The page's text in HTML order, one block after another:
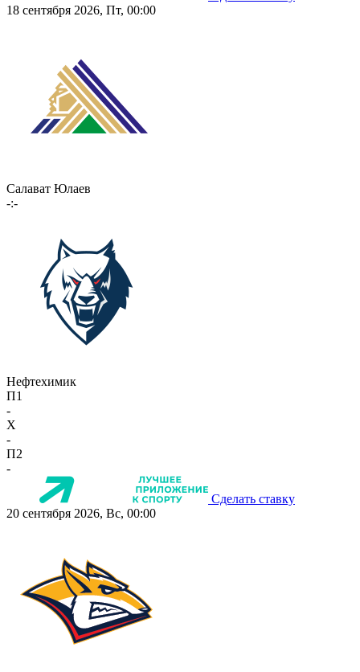
18 сентября 2026, Пт, 00:00
Салават Юлаев
-:-
Нефтехимик
П1
-
X
-
П2
-
Сделать ставку
20 сентября 2026, Вс, 00:00